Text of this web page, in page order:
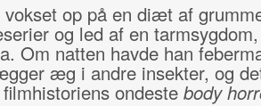
vokset op på en diæt af
og led af en
Om natten havde han
æg i andre insekter, og
ondeste body